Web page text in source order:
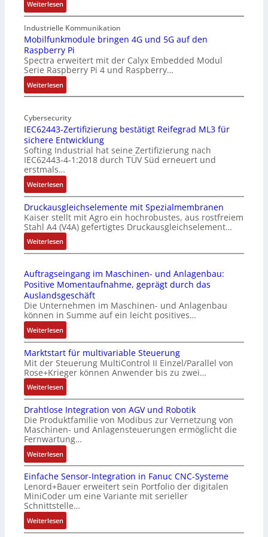
Weiterlesen:
1
9
-
Z
o
l
l
-
n
d
u
s
t
r
i
e
-
P
C
l
ä
s
t
s
i
c
h
f
l
e
x
i
b
e
l
f
ü
r
i
e
A
n
w
Industrielle Kommunikation
Mobilfunkmodule bringen 4G und 5G auf den
Raspberry Pi
Spectra erweitert mit der Calyx Embedded Modul
Serie Raspberry Pi 4 und Raspberry…
Weiterlesen:
M
b
i
l
f
u
n
k
m
o
d
u
l
e
r
i
n
g
e
n
4
G
u
n
d
5
G
a
u
f
d
n
R
a
p
Cybersecurity
IEC62443-Zertifizierung bestätigt Reifegrad ML3 für
sichere Entwicklung
Softing Industrial hat seine Zertifizierung nach
IEC62443-4-1:2018 durch TÜV Süd erneuert und
erstmals…
Weiterlesen:
I
E
6
2
4
3
-
Z
e
r
t
i
f
i
z
i
e
u
n
g
b
e
s
t
ä
t
i
Druckausgleichselemente mit Spezialmembranen
Kaiser stellt mit Agro ein hochrobustes, aus rostfreiem
Stahl A4 (V4A) gefertigtes Druckausgleichselement…
Weiterlesen:
D
u
c
k
a
u
s
g
l
e
i
c
h
e
l
e
m
e
n
t
e
m
i
Auftragseingang im Maschinen- und Anlagenbau:
Positive Momentaufnahme, geprägt durch das
Auslandsgeschäft
Die Unternehmen im Maschinen- und Anlagenbau
können in Summe auf ein leicht positives…
Weiterlesen:
A
u
f
t
r
a
g
s
e
i
n
g
a
n
g
i
m
M
Marktstart für multivariable Steuerung
Mit der Steuerung MultiControl II Einzel/Parallel von
Rose+Krieger können Anwender bis zu zwei…
Weiterlesen:
M
a
r
k
t
s
t
a
r
t
f
ü
r
Drahtlose Integration von AGV und Robotik
Die Produktfamilie von Modibus zur Vernetzung von
Maschinen- und Anlagensteuerungen ermöglicht die
Fernwartung…
Weiterlesen:
D
r
a
h
t
l
o
Einfache Sensor-Integration in Fanuc CNC-Systeme
Lenord+Bauer erweitert sein Portfolio der digitalen
MiniCoder um eine Variante mit serieller
Schnittstelle…
Weiterlesen:
E